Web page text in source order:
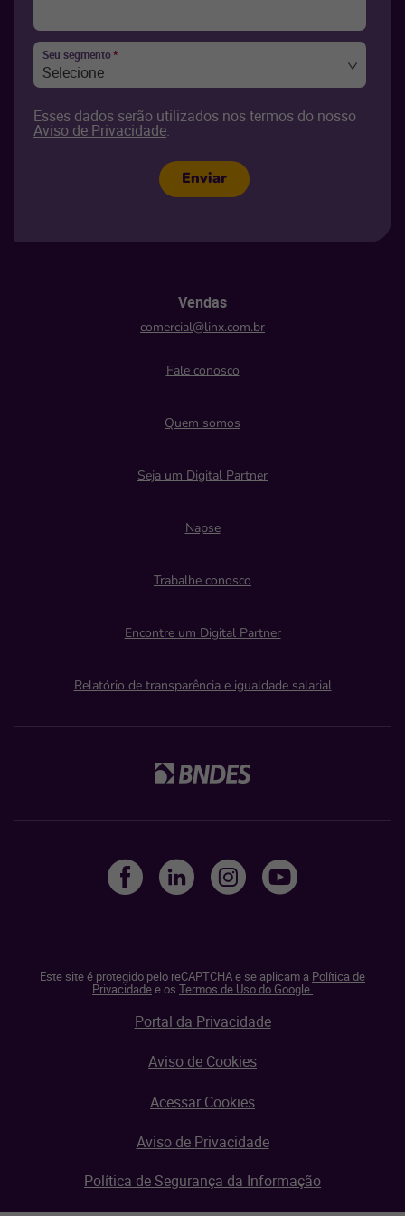
Seu segmento*
Selecione
Esses dados serão utilizados nos termos do nosso
Aviso de Privacidade.
Enviar
Vendas
comercial@linx.com.br
Fale conosco
Quem somos
Seja um Digital Partner
Napse
Trabalhe conosco
Encontre um Digital Partner
Relatório de transparência e igualdade salarial
Este site é protegido pelo reCAPTCHA e se aplicam a Política de
Privacidadee os Termos de Uso do Google.
Portal da Privacidade
Aviso de Cookies
Acessar Cookies
Aviso de Privacidade
Política de Segurança da Informação